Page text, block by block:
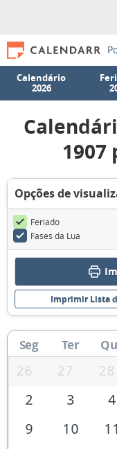
Calendário
2026
Opções de
Feriado
Fases da Lua
Imprimir Lista
Seg Ter
26 27 28
2
3 4
9
10 11